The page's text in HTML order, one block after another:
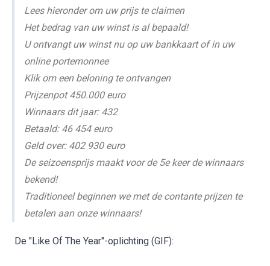
Lees hieronder om uw prijs te claimen
Het bedrag van uw winst is al bepaald!
U ontvangt uw winst nu op uw bankkaart of in uw
online portemonnee
Klik om een beloning te ontvangen
Prijzenpot 450.000 euro
Winnaars dit jaar: 432
Betaald: 46 454 euro
Geld over: 402 930 euro
De seizoensprijs maakt voor de 5e keer de winnaars
bekend!
Traditioneel beginnen we met de contante prijzen te
betalen aan onze winnaars!
De "Like Of The Year"-oplichting (GIF):